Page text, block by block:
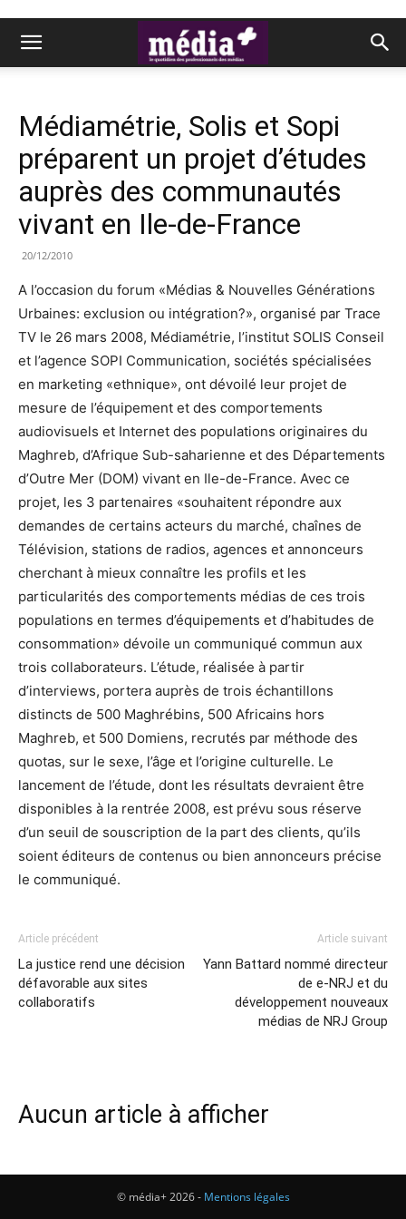
Médiamétrie, Solis et Sopi
préparent un projet d’études
auprès des communautés
vivant en Ile-de-France
20/12/2010
A l’occasion du forum «Médias & Nouvelles Générations
Urbaines: exclusion ou intégration?», organisé par Trace
TV le 26 mars 2008, Médiamétrie, l’institut SOLIS Conseil
et l’agence SOPI Communication, sociétés spécialisées
en marketing «ethnique», ont dévoilé leur projet de
mesure de l’équipement et des comportements
audiovisuels et Internet des populations originaires du
Maghreb, d’Afrique Sub-saharienne et des Départements
d’Outre Mer (DOM) vivant en Ile-de-France. Avec ce
projet, les 3 partenaires «souhaitent répondre aux
demandes de certains acteurs du marché, chaînes de
Télévision, stations de radios, agences et annonceurs
cherchant à mieux connaître les profils et les
particularités des comportements médias de ces trois
populations en termes d’équipements et d’habitudes de
consommation» dévoile un communiqué commun aux
trois collaborateurs. L’étude, réalisée à partir
d’interviews, portera auprès de trois échantillons
distincts de 500 Maghrébins, 500 Africains hors
Maghreb, et 500 Domiens, recrutés par méthode des
quotas, sur le sexe, l’âge et l’origine culturelle. Le
lancement de l’étude, dont les résultats devraient être
disponibles à la rentrée 2008, est prévu sous réserve
d’un seuil de souscription de la part des clients, qu’ils
soient éditeurs de contenus ou bien annonceurs précise
le communiqué.
Article précédent
La justice rend une décision
défavorable aux sites
collaboratifs
Article suivant
Yann Battard nommé directeur
de e-NRJ et du
développement nouveaux
médias de NRJ Group
Aucun article à afficher
© média+ 2026 - Mentions légales